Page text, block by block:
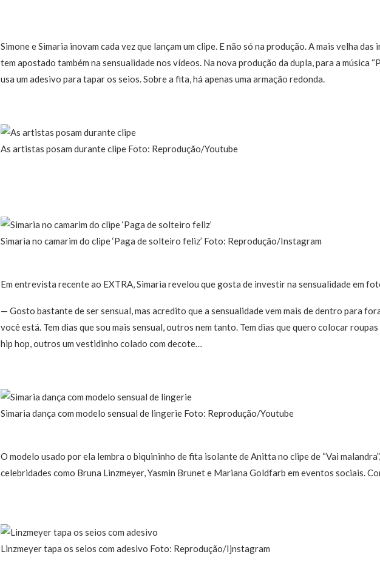
Simone e Simaria inovam cada vez que lançam um clipe. E não só na produção. A mais velha das
tem apostado também na sensualidade nos vídeos. Na nova produção da dupla, para a música
usa um adesivo para tapar os seios. Sobre a fita, há apenas uma armação redonda.
As artistas posam durante clipe Foto: Reprodução/Youtube
Simaria no camarim do clipe ‘Paga de solteiro feliz’ Foto: Reprodução/Instagram
Em entrevista recente ao EXTRA, Simaria revelou que gosta de investir na sensualidade em
— Gosto bastante de ser sensual, mas acredito que a sensualidade vem mais de dentro para
você está. Tem dias que sou mais sensual, outros nem tanto. Tem dias que quero colocar
hip hop, outros um vestidinho colado com decote…
Simaria dança com modelo sensual de lingerie Foto: Reprodução/Youtube
O modelo usado por ela lembra o biquininho de fita isolante de Anitta no clipe de “Vai
celebridades como Bruna Linzmeyer, Yasmin Brunet e Mariana Goldfarb em eventos sociais.
Linzmeyer tapa os seios com adesivo Foto: Reprodução/Ijnstagram